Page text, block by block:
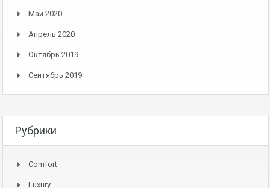
Май 2020
Апрель 2020
Октябрь 2019
Сентябрь 2019
Рубрики
Comfort
Luxury